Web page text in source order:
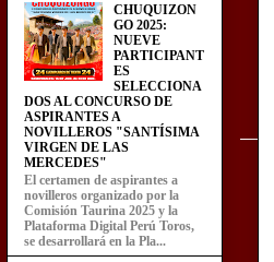
CHUQUIZON
GO 2025:
NUEVE
PARTICIPANT
ES
SELECCIONA
DOS AL CONCURSO DE
ASPIRANTES A
NOVILLEROS "SANTÍSIMA
VIRGEN DE LAS
MERCEDES"
El certamen de aspirantes a
novilleros organizado por la
Comisión Taurina 2025 y la
Plataforma Digital Perú Toros,
se desarrollará en la Pla...